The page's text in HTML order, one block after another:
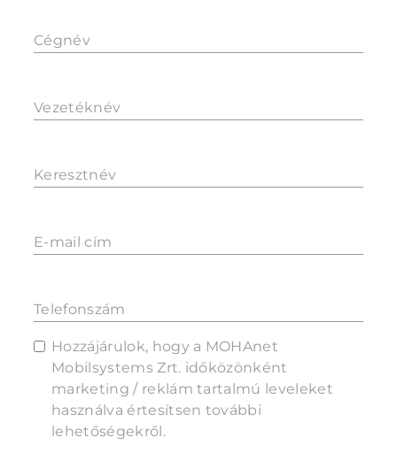
Cégnév
Vezetéknév
Keresztnév
E-mail cím
Telefonszám
Hozzájárulok, hogy a MOHAnet
Mobilsystems Zrt. időközönként
marketing / reklám tartalmú leveleket
használva értesítsen további
lehetőségekről.